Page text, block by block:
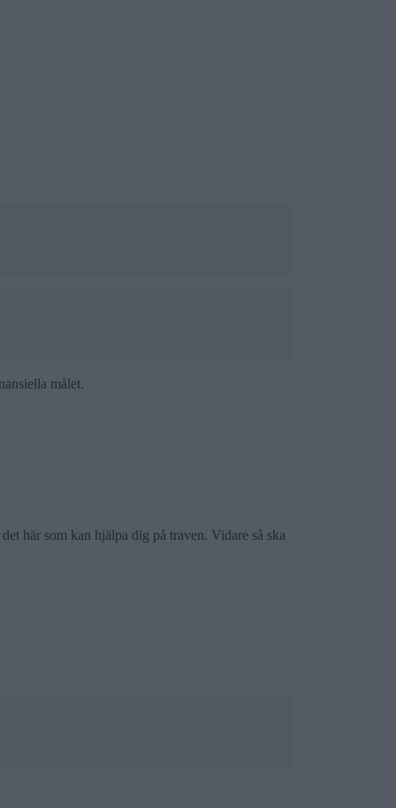
målet.
här som kan hjälpa dig på traven. Vidare så ska